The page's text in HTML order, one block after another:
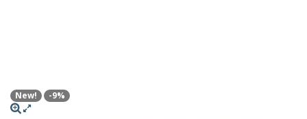
New! -9%